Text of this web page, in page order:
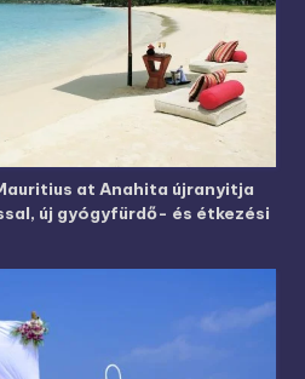
at Anahita újranyitja
új gyógyfürdő- és étkezési